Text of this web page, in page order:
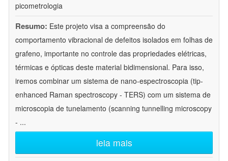
picometrologia
Resumo: Este projeto visa a compreensão do
comportamento vibracional de defeitos isolados em folhas de
grafeno, importante no controle das propriedades elétricas,
térmicas e ópticas deste material bidimensional. Para isso,
iremos combinar um sistema de nano-espectroscopia (tip-
enhanced Raman spectroscopy - TERS) com um sistema de
microscopia de tunelamento (scanning tunnelling microscopy
- ...
leia mais